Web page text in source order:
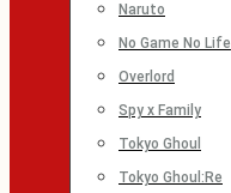
Naruto
No Game No Life
Overlord
Spy x Family
Tokyo Ghoul
Tokyo Ghoul:Re